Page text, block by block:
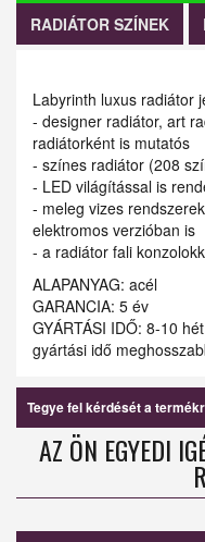
RADIÁTOR SZÍNEK
Labyrinth luxus radiátor
- designer radiátor, art
radiátorként is mutatós
- színes radiátor (208
- LED világítással is
- meleg vizes
elektromos verzióban is
- a radiátor fali
ALAPANYAG: acél
GARANCIA: 5 év
GYÁRTÁSI IDŐ: 8-10
gyártási idő
Tegye fel kérdését a
AZ ÖN EGYEDI